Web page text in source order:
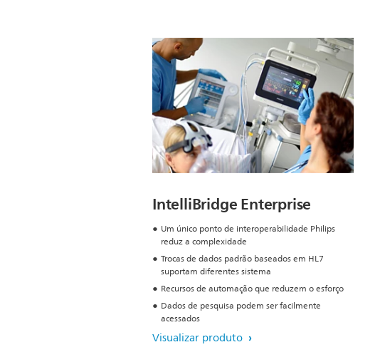
IntelliBridge Enterprise
Um único ponto de interoperabilidade Philips
reduz a complexidade
Trocas de dados padrão baseados em HL7
suportam diferentes sistema
Recursos de automação que reduzem o esforço
Dados de pesquisa podem ser facilmente
acessados
Visualizar produto